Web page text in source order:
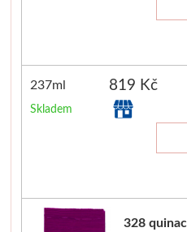
237ml 819 Kč
Skladem
328